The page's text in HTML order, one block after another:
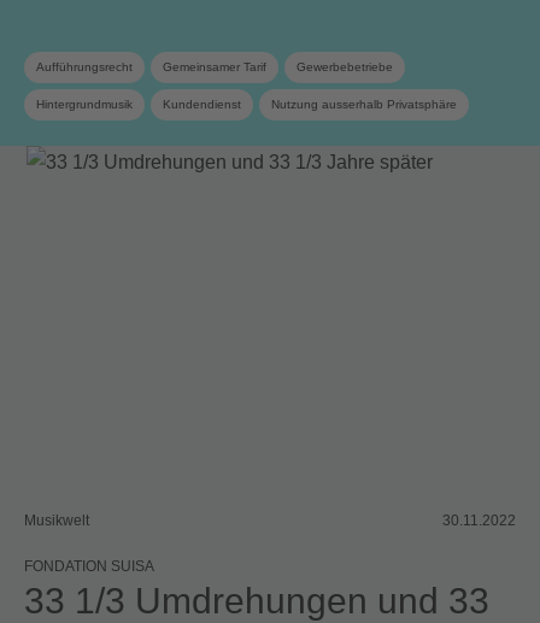
Aufführungsrecht Gemeinsamer Tarif Gewerbebetriebe
Hintergrundmusik Kundendienst Nutzung ausserhalb Privatsphäre
Musikwelt 30.11.2022
FONDATION SUISA
33 1/3 Umdrehungen und 33